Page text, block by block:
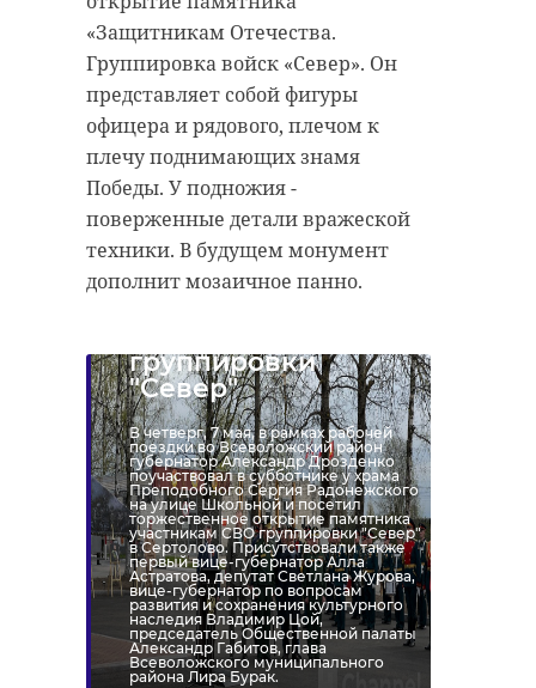
«Защитникам Отечества.
Группировка войск «Север». Он
представляет собой фигуры
офицера и рядового, плечом к
плечу поднимающих знамя
Победы. У подножия -
поверженные детали вражеской
техники. В будущем монумент
дополнит мозаичное панно.
В Сертолово
открыли
группировки
"Север"
В четверг, 7 мая, в рамках рабочей
поездки во Всеволожский район
губернатор Александр Дрозденко
поучаствовал в субботнике у храма
Преподобного Сергия Радонежского
на улице Школьной и посетил
торжественное открытие памятника
участникам СВО группировки "Север"
в Сертолово. Присутствовали также
первый вице-губернатор Алла
Астратова, депутат Светлана Журова,
вице-губернатор по вопросам
развития и сохранения культурного
наследия Владимир Цой,
председатель Общественной палаты
Александр Габитов, глава
Всеволожского муниципального
района Лира Бурак.